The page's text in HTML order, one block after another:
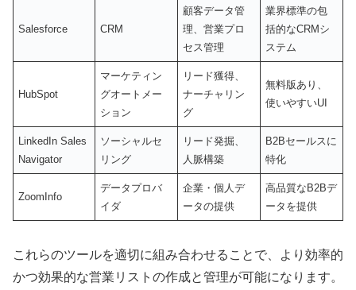
Salesforce CRM
顧客データ管
理、営業プロ
セス管理
業界標準の包
括的なCRMシ
ステム
HubSpot
マーケティン
グオートメー
ション
リード獲得、
ナーチャリン
グ
無料版あり、
使いやすいUI
LinkedIn Sales
Navigator
ソーシャルセ
リング
リード発掘、
人脈構築
B2Bセールスに
特化
ZoomInfo
データプロバ
イダ
企業・個人デ
ータの提供
高品質なB2Bデ
ータを提供
これらのツールを適切に組み合わせることで、より効率的
かつ効果的な営業リストの作成と管理が可能になります。